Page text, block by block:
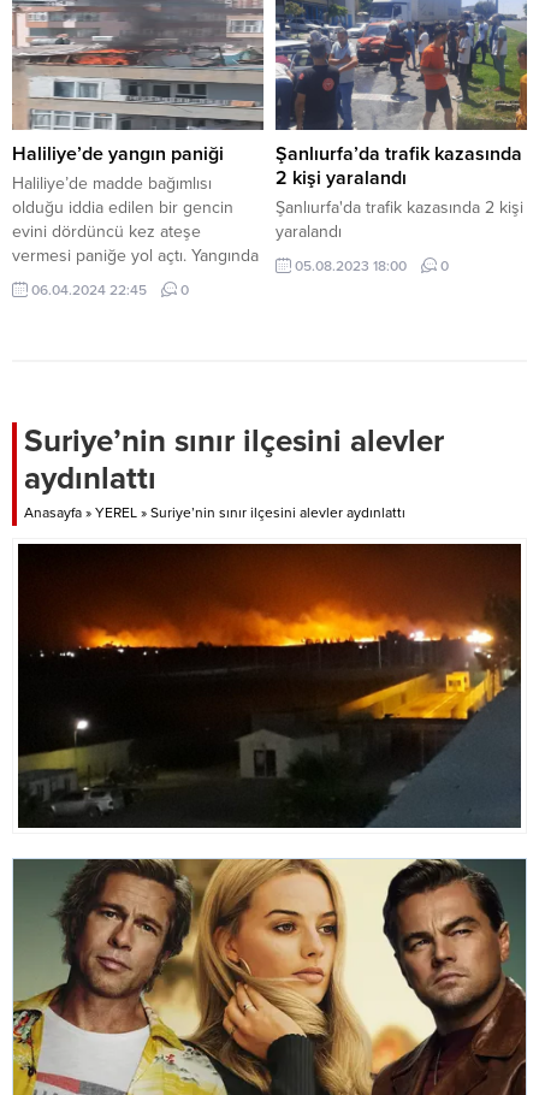
Haliliye’de yangın paniği
Haliliye’de madde bağımlısı
olduğu iddia edilen bir gencin
evini dördüncü kez ateşe
vermesi paniğe yol açtı. Yangında
herhangi bir can kaybı veya
duruma isyan etti. Yangın,
Şanlıurfa’nın Haliliye ilçesinde
bulunan...
06.04.2024 22:45 0
Şanlıurfa’da trafik kazasında
2 kişi yaralandı
Şanlıurfa'da trafik kazasında 2 kişi
yaralandı
05.08.2023 18:00 0
Suriye’nin sınır ilçesini alevler
aydınlattı
Anasayfa » YEREL » Suriye’nin sınır ilçesini alevler aydınlattı